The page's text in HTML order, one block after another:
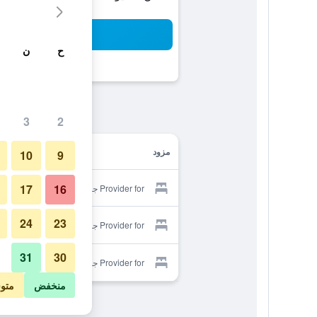
مزود
Provider for جيونغجو يولو هوتل
Provider for جيونغجو يولو هوتل
Provider for جيونغجو يولو هوتل
ح ن
2
3
9
10
16
17
23
24
30
31
منخفض